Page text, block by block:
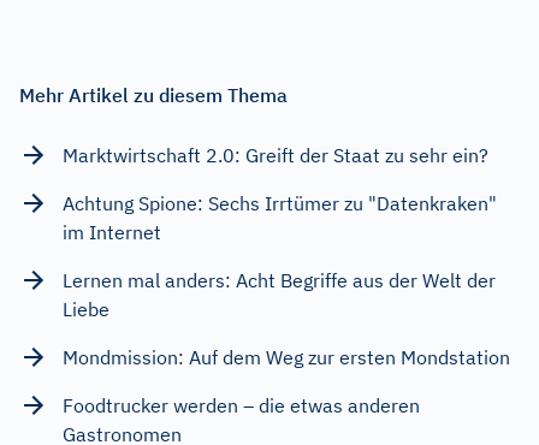
Mehr Artikel zu diesem Thema
Marktwirtschaft 2.0: Greift der Staat zu sehr ein?
Achtung Spione: Sechs Irrtümer zu "Datenkraken"
im Internet
Lernen mal anders: Acht Begriffe aus der Welt der
Liebe
Mondmission: Auf dem Weg zur ersten Mondstation
Foodtrucker werden – die etwas anderen
Gastronomen